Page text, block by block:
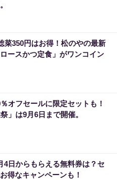
菜350円はお得！松のやの最新
ースかつ定食」がワンコイン
％オフセールに限定セットも！
」は9月6日まで開催。
4日からもらえる無料券は？セ
得なキャンペーンも！